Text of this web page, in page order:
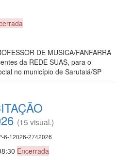
DE MUSICA/FANFARRA
da REDE SUAS, para o
no município de Sarutaiá/SP
(15 visual.)
6-12026-2742026
Encerrada